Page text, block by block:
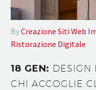
ByCreazione Siti Web
Ristorazione Digitale
18 GEN: DESIGN
CHI ACCOGLIE